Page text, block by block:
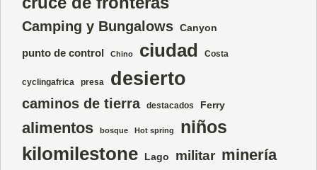
Camping y Bungalows Canyon
punto de control Chino ciudad Costa
cyclingafrica presa desierto
caminos de tierra destacados Ferry
alimentos bosque Hot spring niños
kilomilestone Lago militar minería